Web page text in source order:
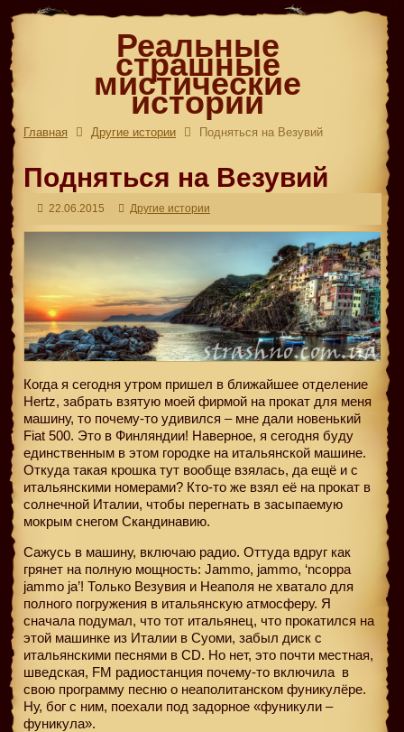
Реальные
страшные
мистические
истории
Главная Другие истории Подняться на Везувий
Подняться на Везувий
22.06.2015 Другие истории
Когда я сегодня утром пришел в ближайшее отделение
Hertz, забрать взятую моей фирмой на прокат для меня
машину, то почему-то удивился – мне дали новенький
Fiat 500. Это в Финляндии! Наверное, я сегодня буду
единственным в этом городке на итальянской машине.
Откуда такая крошка тут вообще взялась, да ещё и с
итальянскими номерами? Кто-то же взял её на прокат в
солнечной Италии, чтобы перегнать в засыпаемую
мокрым снегом Скандинавию.
Сажусь в машину, включаю радио. Оттуда вдруг как
грянет на полную мощность: Jammo, jammo, ‘ncoppa
jammo ja’! Только Везувия и Неаполя не хватало для
полного погружения в итальянскую атмосферу. Я
сначала подумал, что тот итальянец, что прокатился на
этой машинке из Италии в Суоми, забыл диск с
итальянскими песнями в CD. Но нет, это почти местная,
шведская, FM радиостанция почему-то включила в
свою программу песню о неаполитанском фуникулёре.
Ну, бог с ним, поехали под задорное «фуникули –
фуникула».